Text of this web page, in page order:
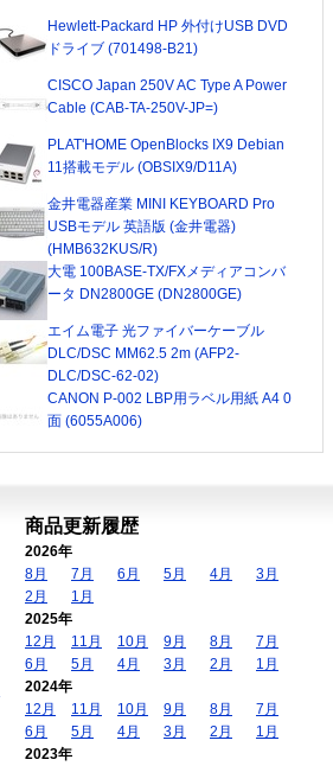
Hewlett-Packard HP 外付けUSB DVD
ドライブ (701498-B21)
CISCO Japan 250V AC Type A Power
Cable (CAB-TA-250V-JP=)
PLAT'HOME OpenBlocks IX9 Debian
11搭載モデル (OBSIX9/D11A)
金井電器産業 MINI KEYBOARD Pro
USBモデル 英語版 (金井電器)
(HMB632KUS/R)
大電 100BASE-TX/FXメディアコンバ
ータ DN2800GE (DN2800GE)
エイム電子 光ファイバーケーブル
DLC/DSC MM62.5 2m (AFP2-
DLC/DSC-62-02)
CANON P-002 LBP用ラベル用紙 A4 0
面 (6055A006)
商品更新履歴
2026年
8月
7月 6月 5月 4月
3月
2月
1月
2025年
12月
11月 10月 9月 8月
7月
6月
5月 4月 3月 2月
1月
2024年
12月
11月 10月 9月 8月
7月
6月
5月 4月 3月 2月
1月
2023年